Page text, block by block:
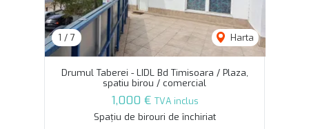
1 / 7 Harta
Drumul Taberei - LIDL Bd Timisoara / Plaza,
spatiu birou / comercial
1,000 € TVA inclus
Spațiu de birouri de închiriat